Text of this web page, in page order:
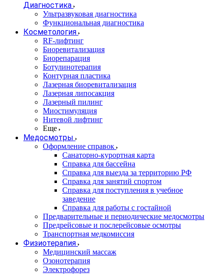
Диагностика
Ультразвуковая диагностика
Функциональная диагностика
Косметология
RF-лифтинг
Биоревитализация
Биорепарация
Ботулинотерапия
Контурная пластика
Лазерная биоревитализация
Лазерная липосакция
Лазерный пилинг
Миостимуляция
Нитевой лифтинг
Еще
Медосмотры
Оформление справок
Санаторно-курортная карта
Справка для бассейна
Справка для выезда за территорию РФ
Справка для занятий спортом
Справка для поступления в учебное
заведение
Справка для работы с гостайной
Предварительные и периодические медосмотры
Предрейсовые и послерейсовые осмотры
Транспортная медкомиссия
Физиотерапия
Медицинский массаж
Озонотерапия
Электрофорез